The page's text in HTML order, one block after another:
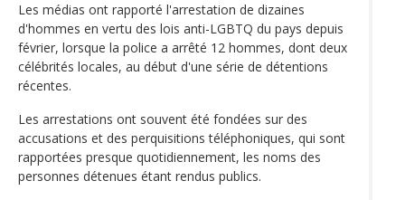
Les médias ont rapporté l'arrestation de dizaines
d'hommes en vertu des lois anti-LGBTQ du pays depuis
février, lorsque la police a arrêté 12 hommes, dont deux
célébrités locales, au début d'une série de détentions
récentes.
Les arrestations ont souvent été fondées sur des
accusations et des perquisitions téléphoniques, qui sont
rapportées presque quotidiennement, les noms des
personnes détenues étant rendus publics.